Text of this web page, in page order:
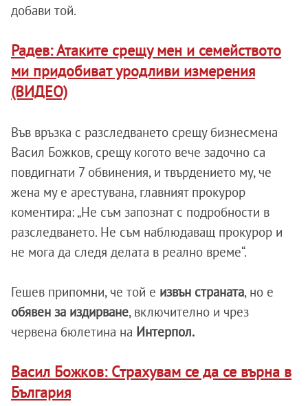
добави той.
Радев: Атаките срещу мен и семейството
ми придобиват уродливи измерения
(ВИДЕО)
Във връзка с разследването срещу бизнесмена
Васил Божков, срещу когото вече задочно са
повдигнати 7 обвинения, и твърдението му, че
жена му е арестувана, главният прокурор
коментира: „Не съм запознат с подробности в
разследването. Не съм наблюдаващ прокурор и
не мога да следя делата в реално време“.
Гешев припомни, че той е извън страната, но е
обявен за издирване, включително и чрез
червена бюлетина на Интерпол.
Васил Божков: Страхувам се да се върна в
България